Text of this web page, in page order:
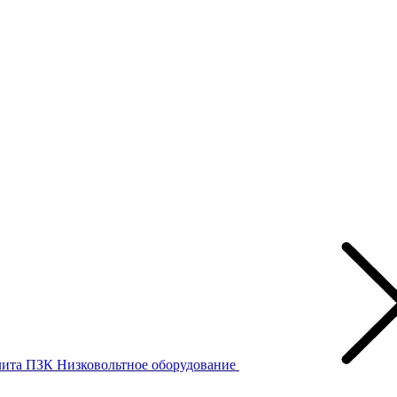
ПЗК Низковольтное оборудование